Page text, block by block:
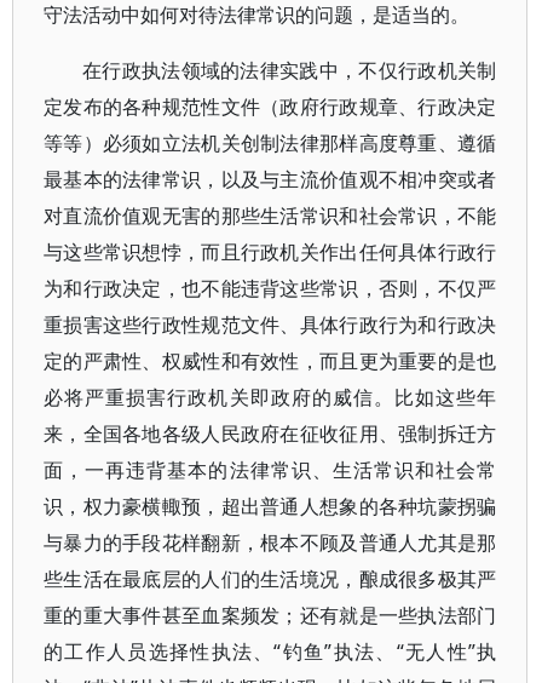
守法活动中如何对待法律常识的问题，是适当的。
在行政执法领域的法律实践中，不仅行政机关制
定发布的各种规范性文件（政府行政规章、行政决定
等等）必须如立法机关创制法律那样高度尊重、遵循
最基本的法律常识，以及与主流价值观不相冲突或者
对直流价值观无害的那些生活常识和社会常识，不能
与这些常识想悖，而且行政机关作出任何具体行政行
为和行政决定，也不能违背这些常识，否则，不仅严
重损害这些行政性规范文件、具体行政行为和行政决
定的严肃性、权威性和有效性，而且更为重要的是也
必将严重损害行政机关即政府的威信。比如这些年
来，全国各地各级人民政府在征收征用、强制拆迁方
面，一再违背基本的法律常识、生活常识和社会常
识，权力豪横輙预，超出普通人想象的各种坑蒙拐骗
与暴力的手段花样翻新，根本不顾及普通人尤其是那
些生活在最底层的人们的生活境况，酿成很多极其严
重的重大事件甚至血案频发；还有就是一些执法部门
的工作人员选择性执法、“钓鱼”执法、“无人性”执